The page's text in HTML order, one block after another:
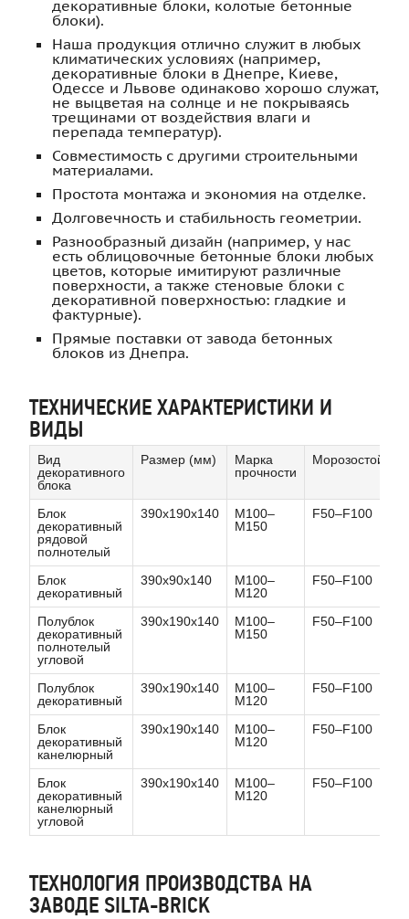
декоративные блоки, колотые бетонные
блоки).
Наша продукция отлично служит в любых
климатических условиях (например,
декоративные блоки в Днепре, Киеве,
Одессе и Львове одинаково хорошо служат,
не выцветая на солнце и не покрываясь
трещинами от воздействия влаги и
перепада температур).
Совместимость с другими строительными
материалами.
Простота монтажа и экономия на отделке.
Долговечность и стабильность геометрии.
Разнообразный дизайн (например, у нас
есть облицовочные бетонные блоки любых
цветов, которые имитируют различные
поверхности, а также стеновые блоки с
декоративной поверхностью: гладкие и
фактурные).
Прямые поставки от завода бетонных
блоков из Днепра.
ТЕХНИЧЕСКИЕ ХАРАКТЕРИСТИКИ И
ВИДЫ
Вид
декоративного
блока
Размер (мм)
Марка
прочности
Блок
декоративный
рядовой
полнотелый
390x190x140
М100–
М150
F50–F100
Блок
декоративный
390x90x140
М100–
М120
F50–F100
Полублок
декоративный
полнотелый
угловой
390x190x140
М100–
М150
F50–F100
Полублок
декоративный
390x190x140
М100–
М120
F50–F100
Блок
декоративный
канелюрный
390x190x140
М100–
М120
F50–F100
Блок
декоративный
канелюрный
угловой
390x190x140
М100–
М120
F50–F100
ТЕХНОЛОГИЯ ПРОИЗВОДСТВА НА
ЗАВОДЕ SILTA-BRICK